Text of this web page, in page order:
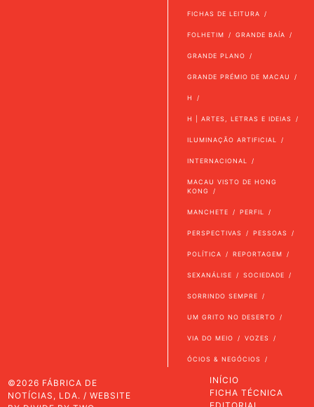
FICHAS DE LEITURA
FOLHETIM GRANDE BAÍA
GRANDE PLANO
GRANDE PRÉMIO DE MACAU
H
H | ARTES, LETRAS E IDEIAS
ILUMINAÇÃO ARTIFICIAL
INTERNACIONAL
MACAU VISTO DE HONG
KONG
MANCHETE PERFIL
PERSPECTIVAS PESSOAS
POLÍTICA REPORTAGEM
SEXANÁLISE SOCIEDADE
SORRINDO SEMPRE
UM GRITO NO DESERTO
VIA DO MEIO VOZES
ÓCIOS & NEGÓCIOS
©2026 FÁBRICA DE
NOTÍCIAS, LDA. / WEBSITE
INÍCIO
FICHA TÉCNICA